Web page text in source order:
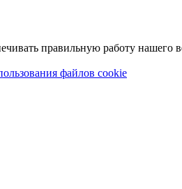
правильную работу нашего
файлов cookie